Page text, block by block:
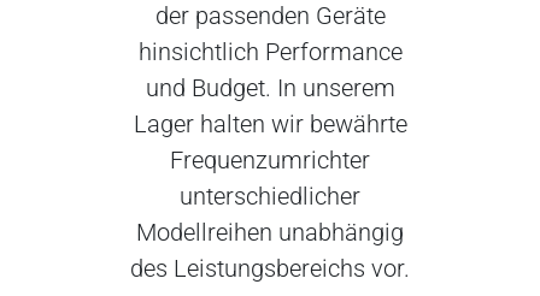
der passenden Geräte
hinsichtlich Performance
und Budget. In unserem
Lager halten wir bewährte
Frequenzumrichter
unterschiedlicher
Modellreihen unabhängig
des Leistungsbereichs vor.